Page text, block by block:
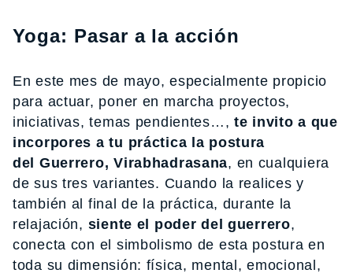
Yoga: Pasar a la acción
En este mes de mayo, especialmente propicio
para actuar, poner en marcha proyectos,
iniciativas, temas pendientes…,te invito a que
incorpores a tu práctica la postura
del Guerrero, Virabhadrasana, en cualquiera
de sus tres variantes. Cuando la realices y
también al final de la práctica, durante la
relajación, siente el poder del guerrero,
conecta con el simbolismo de esta postura en
toda su dimensión: física, mental, emocional,